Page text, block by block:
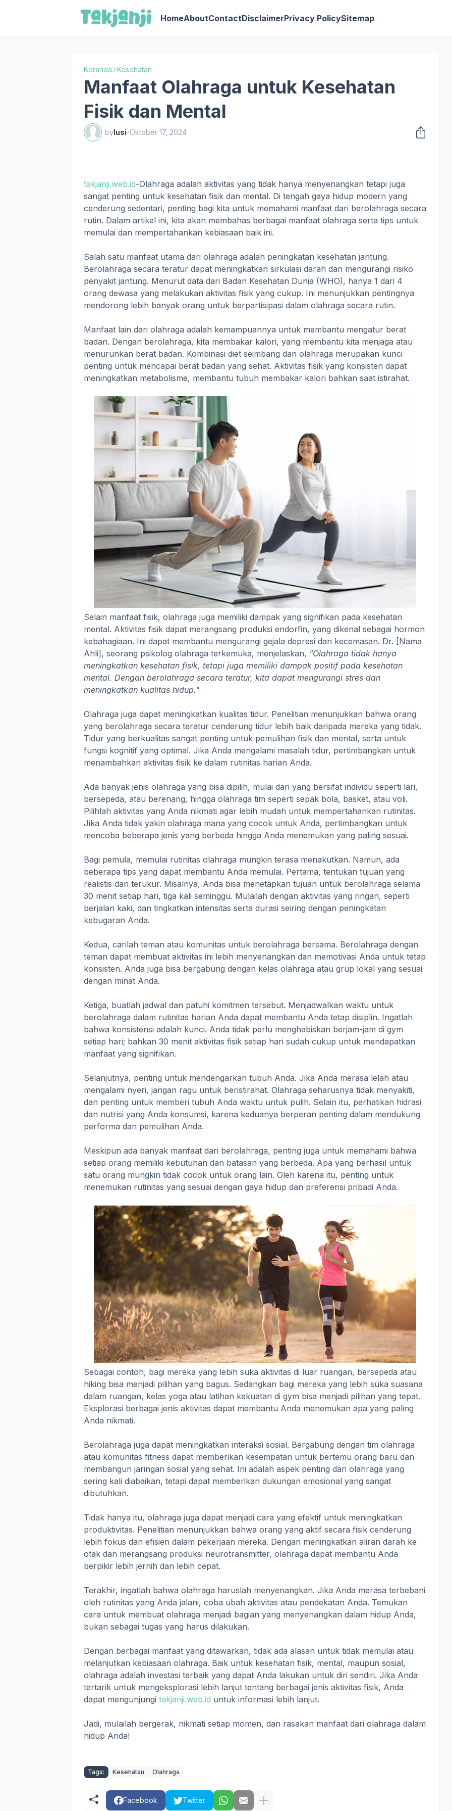
HomeAboutContactDisclaimerPrivacy PolicySitemap
Beranda Kesehatan
Manfaat Olahraga untuk Kesehatan
Fisik dan Mental
bylusi-Oktober 17, 2024
takjanji.web.id-Olahraga adalah aktivitas yang tidak hanya menyenangkan tetapi juga
sangat penting untuk kesehatan fisik dan mental. Di tengah gaya hidup modern yang
cenderung sedentari, penting bagi kita untuk memahami manfaat dari berolahraga secara
rutin. Dalam artikel ini, kita akan membahas berbagai manfaat olahraga serta tips untuk
memulai dan mempertahankan kebiasaan baik ini.
Salah satu manfaat utama dari olahraga adalah peningkatan kesehatan jantung.
Berolahraga secara teratur dapat meningkatkan sirkulasi darah dan mengurangi risiko
penyakit jantung. Menurut data dari Badan Kesehatan Dunia (WHO), hanya 1 dari 4
orang dewasa yang melakukan aktivitas fisik yang cukup. Ini menunjukkan pentingnya
mendorong lebih banyak orang untuk berpartisipasi dalam olahraga secara rutin.
Manfaat lain dari olahraga adalah kemampuannya untuk membantu mengatur berat
badan. Dengan berolahraga, kita membakar kalori, yang membantu kita menjaga atau
menurunkan berat badan. Kombinasi diet seimbang dan olahraga merupakan kunci
penting untuk mencapai berat badan yang sehat. Aktivitas fisik yang konsisten dapat
meningkatkan metabolisme, membantu tubuh membakar kalori bahkan saat istirahat.
Selain manfaat fisik, olahraga juga memiliki dampak yang signifikan pada kesehatan
mental. Aktivitas fisik dapat merangsang produksi endorfin, yang dikenal sebagai hormon
kebahagiaan. Ini dapat membantu mengurangi gejala depresi dan kecemasan. Dr. [Nama
Ahli], seorang psikolog olahraga terkemuka, menjelaskan, "Olahraga tidak hanya
meningkatkan kesehatan fisik, tetapi juga memiliki dampak positif pada kesehatan
mental. Dengan berolahraga secara teratur, kita dapat mengurangi stres dan
meningkatkan kualitas hidup."
Olahraga juga dapat meningkatkan kualitas tidur. Penelitian menunjukkan bahwa orang
yang berolahraga secara teratur cenderung tidur lebih baik daripada mereka yang tidak.
Tidur yang berkualitas sangat penting untuk pemulihan fisik dan mental, serta untuk
fungsi kognitif yang optimal. Jika Anda mengalami masalah tidur, pertimbangkan untuk
menambahkan aktivitas fisik ke dalam rutinitas harian Anda.
Ada banyak jenis olahraga yang bisa dipilih, mulai dari yang bersifat individu seperti lari,
bersepeda, atau berenang, hingga olahraga tim seperti sepak bola, basket, atau voli.
Pilihlah aktivitas yang Anda nikmati agar lebih mudah untuk mempertahankan rutinitas.
Jika Anda tidak yakin olahraga mana yang cocok untuk Anda, pertimbangkan untuk
mencoba beberapa jenis yang berbeda hingga Anda menemukan yang paling sesuai.
Bagi pemula, memulai rutinitas olahraga mungkin terasa menakutkan. Namun, ada
beberapa tips yang dapat membantu Anda memulai. Pertama, tentukan tujuan yang
realistis dan terukur. Misalnya, Anda bisa menetapkan tujuan untuk berolahraga selama
30 menit setiap hari, tiga kali seminggu. Mulailah dengan aktivitas yang ringan, seperti
berjalan kaki, dan tingkatkan intensitas serta durasi seiring dengan peningkatan
kebugaran Anda.
Kedua, carilah teman atau komunitas untuk berolahraga bersama. Berolahraga dengan
teman dapat membuat aktivitas ini lebih menyenangkan dan memotivasi Anda untuk tetap
konsisten. Anda juga bisa bergabung dengan kelas olahraga atau grup lokal yang sesuai
dengan minat Anda.
Ketiga, buatlah jadwal dan patuhi komitmen tersebut. Menjadwalkan waktu untuk
berolahraga dalam rutinitas harian Anda dapat membantu Anda tetap disiplin. Ingatlah
bahwa konsistensi adalah kunci. Anda tidak perlu menghabiskan berjam-jam di gym
setiap hari; bahkan 30 menit aktivitas fisik setiap hari sudah cukup untuk mendapatkan
manfaat yang signifikan.
Selanjutnya, penting untuk mendengarkan tubuh Anda. Jika Anda merasa lelah atau
mengalami nyeri, jangan ragu untuk beristirahat. Olahraga seharusnya tidak menyakiti,
dan penting untuk memberi tubuh Anda waktu untuk pulih. Selain itu, perhatikan hidrasi
dan nutrisi yang Anda konsumsi, karena keduanya berperan penting dalam mendukung
performa dan pemulihan Anda.
Meskipun ada banyak manfaat dari berolahraga, penting juga untuk memahami bahwa
setiap orang memiliki kebutuhan dan batasan yang berbeda. Apa yang berhasil untuk
satu orang mungkin tidak cocok untuk orang lain. Oleh karena itu, penting untuk
menemukan rutinitas yang sesuai dengan gaya hidup dan preferensi pribadi Anda.
Sebagai contoh, bagi mereka yang lebih suka aktivitas di luar ruangan, bersepeda atau
hiking bisa menjadi pilihan yang bagus. Sedangkan bagi mereka yang lebih suka suasana
dalam ruangan, kelas yoga atau latihan kekuatan di gym bisa menjadi pilihan yang tepat.
Eksplorasi berbagai jenis aktivitas dapat membantu Anda menemukan apa yang paling
Anda nikmati.
Berolahraga juga dapat meningkatkan interaksi sosial. Bergabung dengan tim olahraga
atau komunitas fitness dapat memberikan kesempatan untuk bertemu orang baru dan
membangun jaringan sosial yang sehat. Ini adalah aspek penting dari olahraga yang
sering kali diabaikan, tetapi dapat memberikan dukungan emosional yang sangat
dibutuhkan.
Tidak hanya itu, olahraga juga dapat menjadi cara yang efektif untuk meningkatkan
produktivitas. Penelitian menunjukkan bahwa orang yang aktif secara fisik cenderung
lebih fokus dan efisien dalam pekerjaan mereka. Dengan meningkatkan aliran darah ke
otak dan merangsang produksi neurotransmitter, olahraga dapat membantu Anda
berpikir lebih jernih dan lebih cepat.
Terakhir, ingatlah bahwa olahraga haruslah menyenangkan. Jika Anda merasa terbebani
oleh rutinitas yang Anda jalani, coba ubah aktivitas atau pendekatan Anda. Temukan
cara untuk membuat olahraga menjadi bagian yang menyenangkan dalam hidup Anda,
bukan sebagai tugas yang harus dilakukan.
Dengan berbagai manfaat yang ditawarkan, tidak ada alasan untuk tidak memulai atau
melanjutkan kebiasaan olahraga. Baik untuk kesehatan fisik, mental, maupun sosial,
olahraga adalah investasi terbaik yang dapat Anda lakukan untuk diri sendiri. Jika Anda
tertarik untuk mengeksplorasi lebih lanjut tentang berbagai jenis aktivitas fisik, Anda
dapat mengunjungi takjanji.web.id untuk informasi lebih lanjut.
Jadi, mulailah bergerak, nikmati setiap momen, dan rasakan manfaat dari olahraga dalam
hidup Anda!
Tags: Kesehatan Olahraga
Facebook Twitter